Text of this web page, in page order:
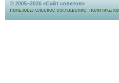
© 2005–2026 «Сайт советов»
пользовательское соглашение политика